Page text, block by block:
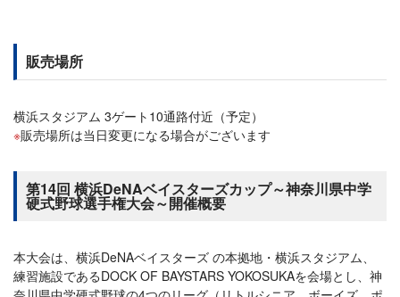
販売場所
横浜スタジアム 3ゲート10通路付近（予定）
販売場所は当日変更になる場合がございます
第14回 横浜DeNAベイスターズカップ～神奈川県中学
硬式野球選手権大会～開催概要
本大会は、横浜DeNAベイスターズ の本拠地・横浜スタジアム、
練習施設であるDOCK OF BAYSTARS YOKOSUKAを会場とし、神